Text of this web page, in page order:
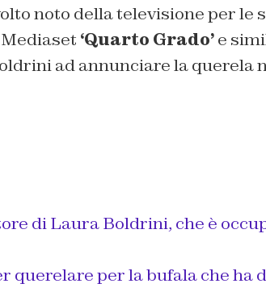
noto della televisione per le
‘Quarto Grado’e
ad annunciare la querela
di Laura Boldrini, che è
querelare per la bufala che ha